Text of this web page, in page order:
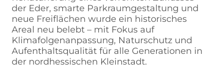
der Eder, smarte Parkraumgestaltung und
neue Freiflächen wurde ein historisches
Areal neu belebt – mit Fokus auf
Klimafolgenanpassung, Naturschutz und
Aufenthaltsqualität für alle Generationen in
der nordhessischen Kleinstadt.